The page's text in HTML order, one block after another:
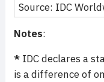
Source: IDC
Notes:
* IDC declares a
is a difference of